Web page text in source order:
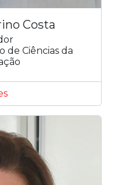
Costa
de Ciências da